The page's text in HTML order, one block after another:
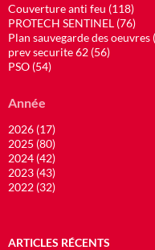
Couverture anti feu (118)
PROTECH SENTINEL (76)
Plan sauvegarde des oeuvres
prev securite 62 (56)
PSO (54)
Année
2026 (17)
2025 (80)
2024 (42)
2023 (43)
2022 (32)
ARTICLES RÉCENTS